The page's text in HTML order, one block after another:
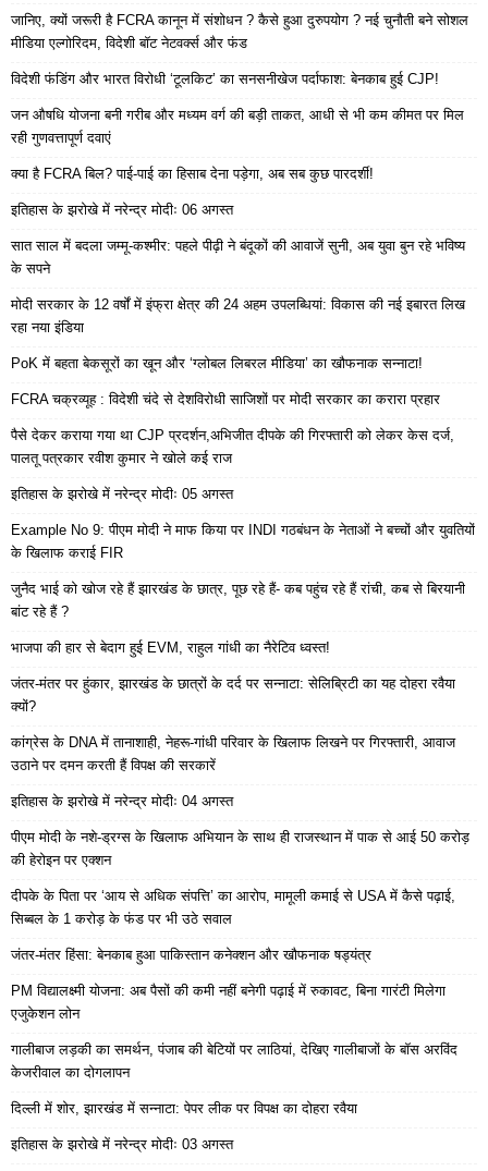
जानिए, क्यों जरूरी है FCRA कानून में संशोधन ? कैसे हुआ दुरुपयोग ? नई चुनौती बने सोशल
मीडिया एल्गोरिदम, विदेशी बॉट नेटवर्क्स और फंड
विदेशी फंडिंग और भारत विरोधी ‘टूलकिट’ का सनसनीखेज पर्दाफाश: बेनकाब हुई CJP!
जन औषधि योजना बनी गरीब और मध्यम वर्ग की बड़ी ताकत, आधी से भी कम कीमत पर मिल
रही गुणवत्तापूर्ण दवाएं
क्या है FCRA बिल? पाई-पाई का हिसाब देना पड़ेगा, अब सब कुछ पारदर्शी!
इतिहास के झरोखे में नरेन्द्र मोदीः 06 अगस्त
सात साल में बदला जम्मू-कश्मीर: पहले पीढ़ी ने बंदूकों की आवाजें सुनी, अब युवा बुन रहे भविष्य
के सपने
मोदी सरकार के 12 वर्षों में इंफ्रा क्षेत्र की 24 अहम उपलब्धियां: विकास की नई इबारत लिख
रहा नया इंडिया
PoK में बहता बेकसूरों का खून और ‘ग्लोबल लिबरल मीडिया’ का खौफनाक सन्नाटा!
FCRA चक्रव्यूह : विदेशी चंदे से देशविरोधी साजिशों पर मोदी सरकार का करारा प्रहार
पैसे देकर कराया गया था CJP प्रदर्शन,अभिजीत दीपके की गिरफ्तारी को लेकर केस दर्ज,
पालतू पत्रकार रवीश कुमार ने खोले कई राज
इतिहास के झरोखे में नरेन्द्र मोदीः 05 अगस्त
Example No 9: पीएम मोदी ने माफ किया पर INDI गठबंधन के नेताओं ने बच्चों और युवतियों
के खिलाफ कराई FIR
जुनैद भाई को खोज रहे हैं झारखंड के छात्र, पूछ रहे हैं- कब पहुंच रहे हैं रांची, कब से बिरयानी
बांट रहे हैं ?
भाजपा की हार से बेदाग हुई EVM, राहुल गांधी का नैरेटिव ध्वस्त!
जंतर-मंतर पर हुंकार, झारखंड के छात्रों के दर्द पर सन्नाटा: सेलिब्रिटी का यह दोहरा रवैया
क्यों?
कांग्रेस के DNA में तानाशाही, नेहरू-गांधी परिवार के खिलाफ लिखने पर गिरफ्तारी, आवाज
उठाने पर दमन करती हैं विपक्ष की सरकारें
इतिहास के झरोखे में नरेन्द्र मोदीः 04 अगस्त
पीएम मोदी के नशे-ड्रग्स के खिलाफ अभियान के साथ ही राजस्थान में पाक से आई 50 करोड़
की हेरोइन पर एक्शन
दीपके के पिता पर ‘आय से अधिक संपत्ति’ का आरोप, मामूली कमाई से USA में कैसे पढ़ाई,
सिब्बल के 1 करोड़ के फंड पर भी उठे सवाल
जंतर-मंतर हिंसा: बेनकाब हुआ पाकिस्तान कनेक्शन और खौफनाक षड्यंत्र
PM विद्यालक्ष्मी योजना: अब पैसों की कमी नहीं बनेगी पढ़ाई में रुकावट, बिना गारंटी मिलेगा
एजुकेशन लोन
गालीबाज लड़की का समर्थन, पंजाब की बेटियों पर लाठियां, देखिए गालीबाजों के बॉस अरविंद
केजरीवाल का दोगलापन
दिल्ली में शोर, झारखंड में सन्नाटा: पेपर लीक पर विपक्ष का दोहरा रवैया
इतिहास के झरोखे में नरेन्द्र मोदीः 03 अगस्त